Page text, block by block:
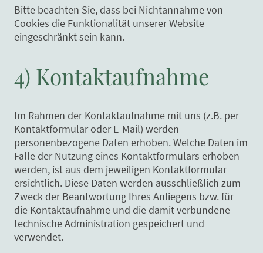
Bitte beachten Sie, dass bei Nichtannahme von
Cookies die Funktionalität unserer Website
eingeschränkt sein kann.
4) Kontaktaufnahme
Im Rahmen der Kontaktaufnahme mit uns (z.B. per
Kontaktformular oder E-Mail) werden
personenbezogene Daten erhoben. Welche Daten im
Falle der Nutzung eines Kontaktformulars erhoben
werden, ist aus dem jeweiligen Kontaktformular
ersichtlich. Diese Daten werden ausschließlich zum
Zweck der Beantwortung Ihres Anliegens bzw. für
die Kontaktaufnahme und die damit verbundene
technische Administration gespeichert und
verwendet.